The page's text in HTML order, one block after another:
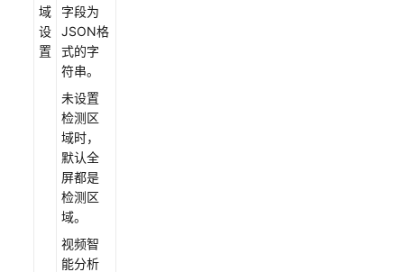
域
设
置
字段为
JSON格
式的字
符串。
未设置
检测区
域时，
默认全
屏都是
检测区
域。
视频智
能分析